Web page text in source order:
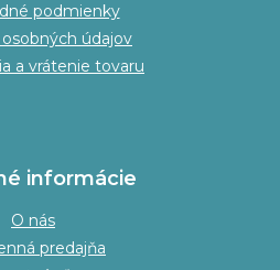
podmienky
osobných údajov
a vrátenie tovaru
informácie
O nás
predajňa